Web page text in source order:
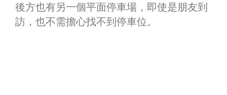
後方也有另一個平面停車場，即使是朋友到
訪，也不需擔心找不到停車位。